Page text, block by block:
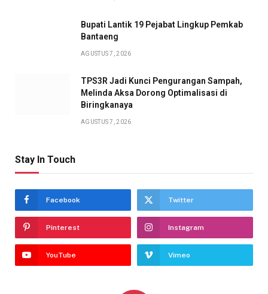
Bupati Lantik 19 Pejabat Lingkup Pemkab
Bantaeng
AGUSTUS 7, 2026
TPS3R Jadi Kunci Pengurangan Sampah,
Melinda Aksa Dorong Optimalisasi di
Biringkanaya
AGUSTUS 7, 2026
Stay In Touch
Facebook Twitter
Pinterest Instagram
YouTube Vimeo